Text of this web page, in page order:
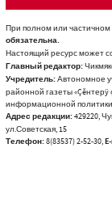
При полном или частичном
обязательна.
Настоящий ресурс может
Главный редактор:
Учредитель:Автономное
районной газеты
информационной
Адрес редакции:429220,
ул.Советская, 15
Телефон:8(83537) 2-52-30,